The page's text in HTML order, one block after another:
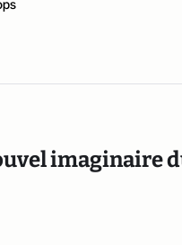
imaginaire